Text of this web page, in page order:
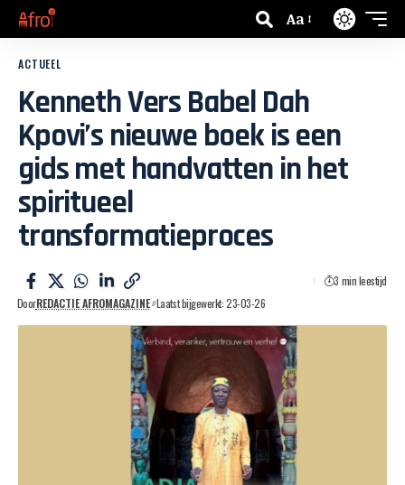
Aa
ACTUEEL
Kenneth Vers Babel Dah
Kpovi’s nieuwe boek is een
gids met handvatten in het
spiritueel
transformatieproces
DoorREDACTIE AFROMAGAZINE Laatst bijgewerkt: 23-03-26
3 min leestijd